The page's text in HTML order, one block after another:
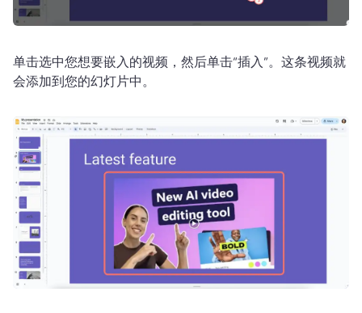
单击选中您想要嵌入的视频，然后单击“插入”。 这条视频就
会添加到您的幻灯片中。